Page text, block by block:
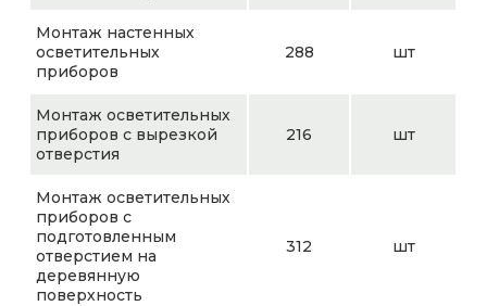
Монтаж настенных
осветительных
приборов
288 шт
Монтаж осветительных
приборов с вырезкой
отверстия
216 шт
Монтаж осветительных
приборов с
подготовленным
отверстием на
деревянную
поверхность
312 шт